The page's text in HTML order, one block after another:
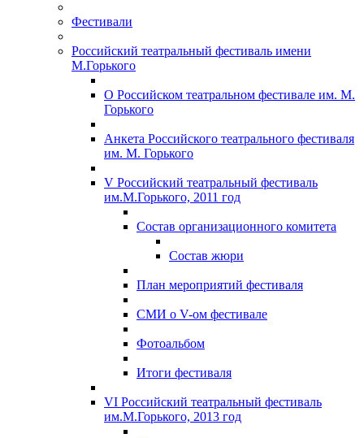
Фестивали
Российский театральный фестиваль имени
М.Горького
О Российском театральном фестивале им. М.
Горького
Анкета Российского театрального фестиваля
им. М. Горького
V Российский театральный фестиваль
им.М.Горького, 2011 год
Состав организационного комитета
Состав жюри
План мероприятий фестиваля
СМИ о V-ом фестивале
Фотоальбом
Итоги фестиваля
VI Российский театральный фестиваль
им.М.Горького, 2013 год